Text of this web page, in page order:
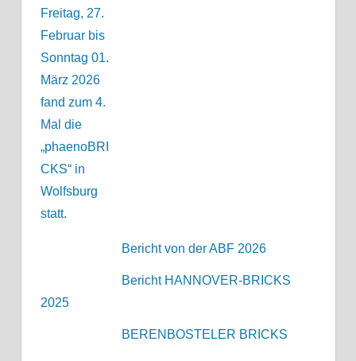
Bericht von der ABF 2026
Bericht HANNOVER-BRICKS
2025
BERENBOSTELER BRICKS